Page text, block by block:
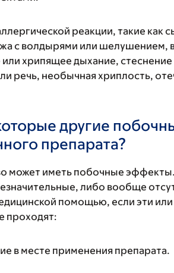
реакции, такие как
с волдырями или шелушением,
хрипящее дыхание,
речь, необычная хриплость,
другие
препарата?
может иметь побочные
либо вообще
помощью, если эти
проходят:
в месте применения препарата.